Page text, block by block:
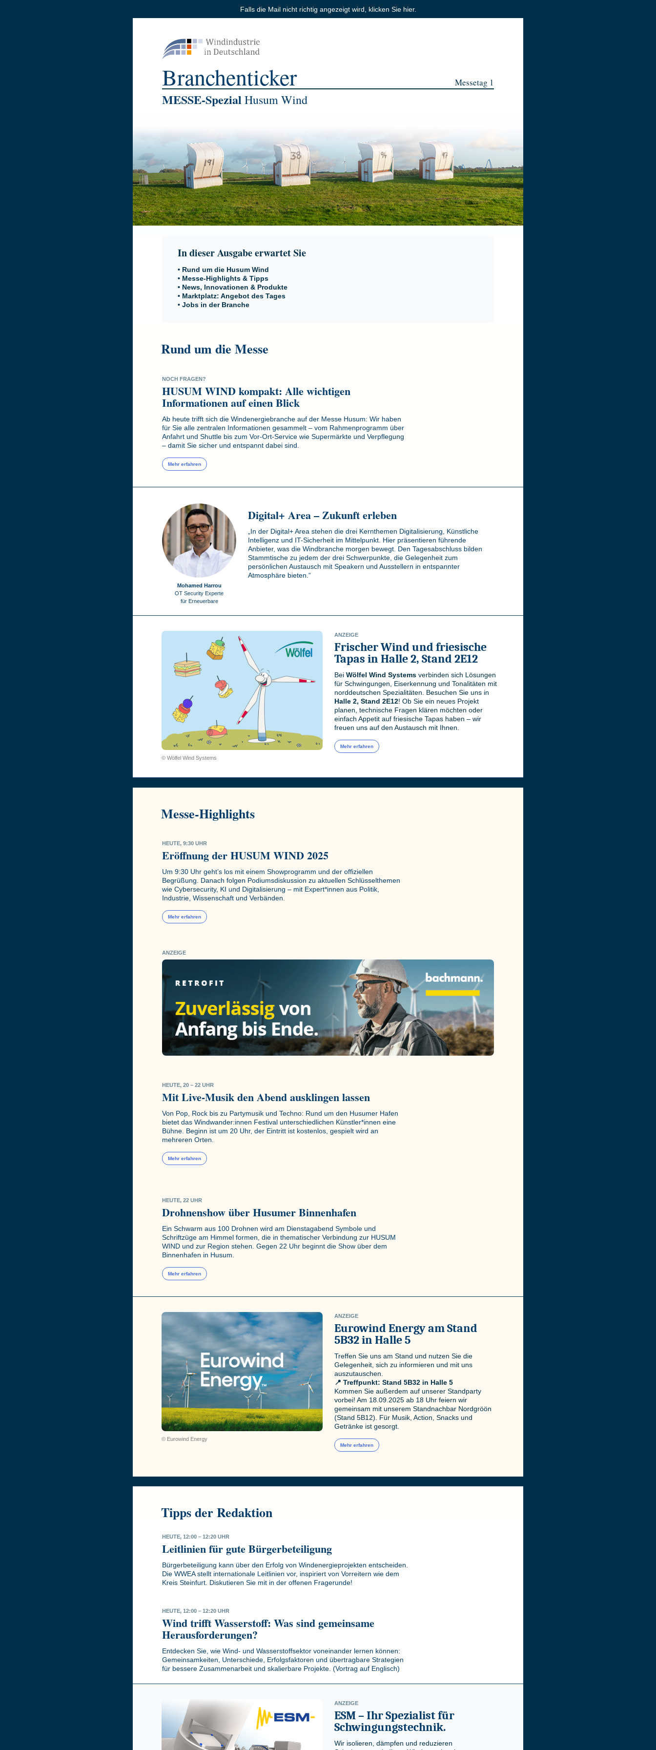
Falls die Mail nicht richtig angezeigt wird, klicken Sie hier.
Branchenticker Messetag 1
MESSE-Spezial Husum Wind
In dieser Ausgabe erwartet Sie
• Rund um die Husum Wind
• Messe-Highlights & Tipps
• News, Innovationen & Produkte
• Marktplatz: Angebot des Tages
• Jobs in der Branche
Rund um die Messe
NOCH FRAGEN?
HUSUM WIND kompakt: Alle wichtigen
Informationen auf einen Blick
Ab heute trifft sich die Windenergiebranche auf der Messe Husum: Wir haben
für Sie alle zentralen Informationen gesammelt – vom Rahmenprogramm über
Anfahrt und Shuttle bis zum Vor-Ort-Service wie Supermärkte und Verpflegung
– damit Sie sicher und entspannt dabei sind.
Mehr erfahren
Mohamed Harrou
OT Security Experte
für Erneuerbare
Digital+ Area – Zukunft erleben
„In der Digital+ Area stehen die drei Kernthemen Digitalisierung, Künstliche
Intelligenz und IT-Sicherheit im Mittelpunkt. Hier präsentieren führende
Anbieter, was die Windbranche morgen bewegt. Den Tagesabschluss bilden
Stammtische zu jedem der drei Schwerpunkte, die Gelegenheit zum
persönlichen Austausch mit Speakern und Ausstellern in entspannter
Atmosphäre bieten.“
© Wölfel Wind Systems
ANZEIGE
Frischer Wind und friesische
Tapas in Halle 2, Stand 2E12
Bei Wölfel Wind Systems verbinden sich Lösungen
für Schwingungen, Eiserkennung und Tonalitäten mit
norddeutschen Spezialitäten. Besuchen Sie uns in
Halle 2, Stand 2E12! Ob Sie ein neues Projekt
planen, technische Fragen klären möchten oder
einfach Appetit auf friesische Tapas haben – wir
freuen uns auf den Austausch mit Ihnen.
Mehr erfahren
Messe-Highlights
HEUTE, 9:30 UHR
Eröffnung der HUSUM WIND 2025
Um 9:30 Uhr geht’s los mit einem Showprogramm und der offiziellen
Begrüßung. Danach folgen Podiumsdiskussion zu aktuellen Schlüsselthemen
wie Cybersecurity, KI und Digitalisierung – mit Expert*innen aus Politik,
Industrie, Wissenschaft und Verbänden.
Mehr erfahren
ANZEIGE
HEUTE, 20 – 22 UHR
Mit Live-Musik den Abend ausklingen lassen
Von Pop, Rock bis zu Partymusik und Techno: Rund um den Husumer Hafen
bietet das Windwander:innen Festival unterschiedlichen Künstler*innen eine
Bühne. Beginn ist um 20 Uhr, der Eintritt ist kostenlos, gespielt wird an
mehreren Orten.
Mehr erfahren
HEUTE, 22 UHR
Drohnenshow über Husumer Binnenhafen
Ein Schwarm aus 100 Drohnen wird am Dienstagabend Symbole und
Schriftzüge am Himmel formen, die in thematischer Verbindung zur HUSUM
WIND und zur Region stehen. Gegen 22 Uhr beginnt die Show über dem
Binnenhafen in Husum.
Mehr erfahren
© Eurowind Energy
ANZEIGE
Eurowind Energy am Stand
5B32 in Halle 5
Treffen Sie uns am Stand und nutzen Sie die
Gelegenheit, sich zu informieren und mit uns
auszutauschen.
📍 Treffpunkt: Stand 5B32 in Halle 5
Kommen Sie außerdem auf unserer Standparty
vorbei! Am 18.09.2025 ab 18 Uhr feiern wir
gemeinsam mit unserem Standnachbar Nordgröön
(Stand 5B12). Für Musik, Action, Snacks und
Getränke ist gesorgt.
Mehr erfahren
Tipps der Redaktion
HEUTE, 12:00 – 12:20 UHR
Leitlinien für gute Bürgerbeteiligung
Bürgerbeteiligung kann über den Erfolg von Windenergieprojekten entscheiden.
Die WWEA stellt internationale Leitlinien vor, inspiriert von Vorreitern wie dem
Kreis Steinfurt. Diskutieren Sie mit in der offenen Fragerunde!
HEUTE, 12:00 – 12:20 UHR
Wind trifft Wasserstoff: Was sind gemeinsame
Herausforderungen?
Entdecken Sie, wie Wind- und Wasserstoffsektor voneinander lernen können:
Gemeinsamkeiten, Unterschiede, Erfolgsfaktoren und übertragbare Strategien
für bessere Zusammenarbeit und skalierbare Projekte. (Vortrag auf Englisch)
ANZEIGE
ESM – Ihr Spezialist für
Schwingungstechnik.
Wir isolieren, dämpfen und reduzieren